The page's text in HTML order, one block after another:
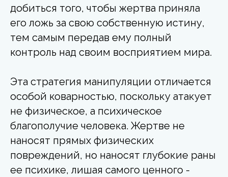
добиться того, чтобы жертва приняла
его ложь за свою собственную истину,
тем самым передав ему полный
контроль над своим восприятием мира.
Эта стратегия манипуляции отличается
особой коварностью, поскольку атакует
не физическое, а психическое
благополучие человека. Жертве не
наносят прямых физических
повреждений, но наносят глубокие раны
ее психике, лишая самого ценного -